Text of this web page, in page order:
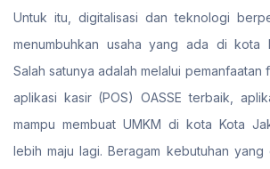
Untuk itu, digitalisasi dan teknologi
menumbuhkan usaha yang ada di kota
Salah satunya adalah melalui pemanfaatan
aplikasi kasir (POS) OASSE terbaik,
mampu membuat UMKM di kota Kota
lebih maju lagi. Beragam kebutuhan